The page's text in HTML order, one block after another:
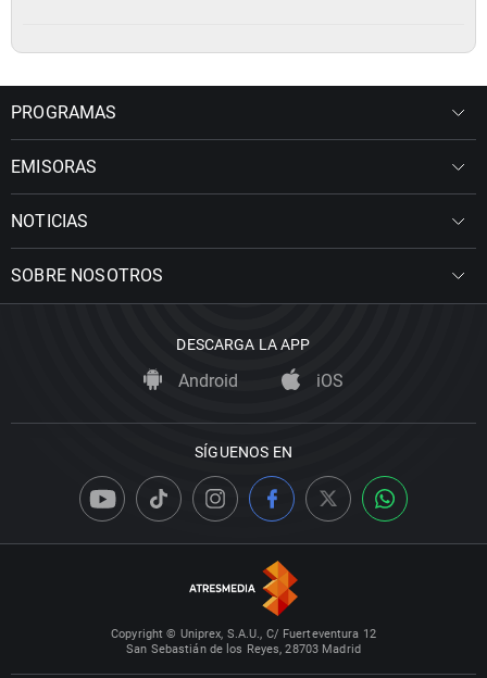
PROGRAMAS
EMISORAS
NOTICIAS
SOBRE NOSOTROS
DESCARGA LA APP
Android iOS
SÍGUENOS EN
Copyright © Uniprex, S.A.U., C/ Fuerteventura 12
San Sebastián de los Reyes, 28703 Madrid